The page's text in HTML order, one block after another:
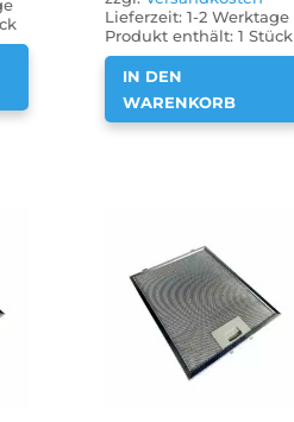
Lieferzeit: 1-2 Werktage
Produkt enthält: 1 Stück
IN DEN
WARENKORB